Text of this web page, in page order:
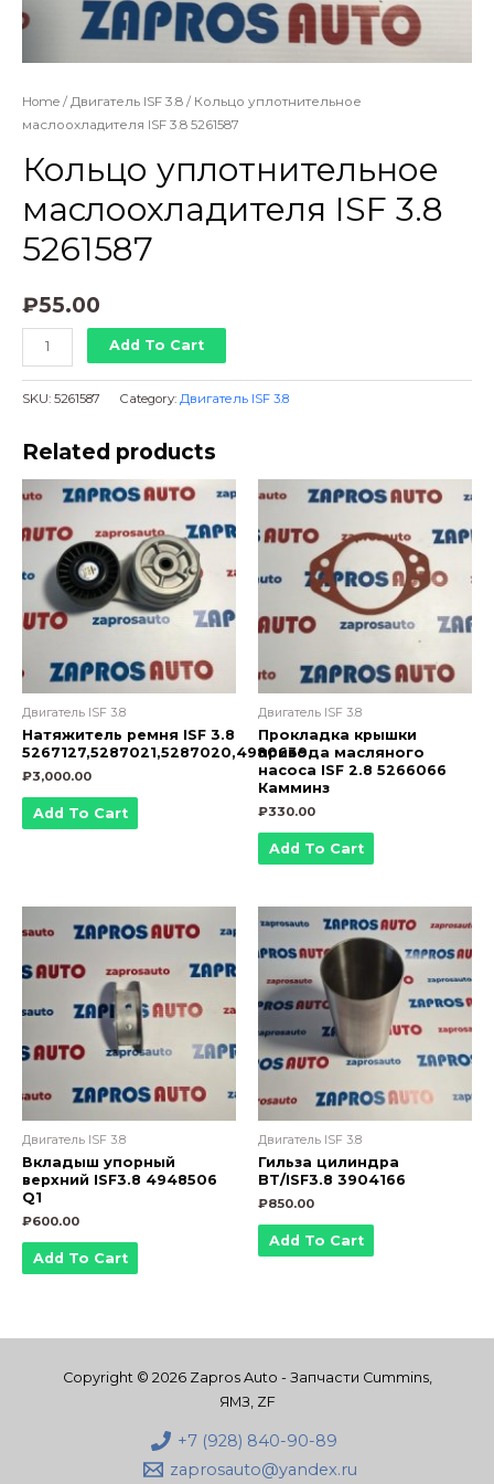
Home / Двигатель ISF 3.8 / Кольцо уплотнительное
маслоохладителя ISF 3.8 5261587
Кольцо уплотнительное
маслоохладителя ISF 3.8
5261587
₽55.00
Кольцо
уплотнительное
маслоохладителя
5261587
quantity
Add To Cart
SKU: 5261587 Category: Двигатель ISF 3.8
Related products
Двигатель ISF 3.8
Натяжитель ремня ISF 3.8
5267127,5287021,5287020,4980639
₽3,000.00
Add To Cart
Двигатель ISF 3.8
Прокладка крышки
привода масляного
насоса ISF 2.8 5266066
Камминз
₽330.00
Add To Cart
Двигатель ISF 3.8
Вкладыш упорный
верхний ISF3.8 4948506
Q1
₽600.00
Add To Cart
Двигатель ISF 3.8
Гильза цилиндра
BT/ISF3.8 3904166
₽850.00
Add To Cart
Copyright © 2026 Zapros Auto - Запчасти Cummins,
ЯМЗ, ZF
+7 (928) 840-90-89
zaprosauto@yandex.ru